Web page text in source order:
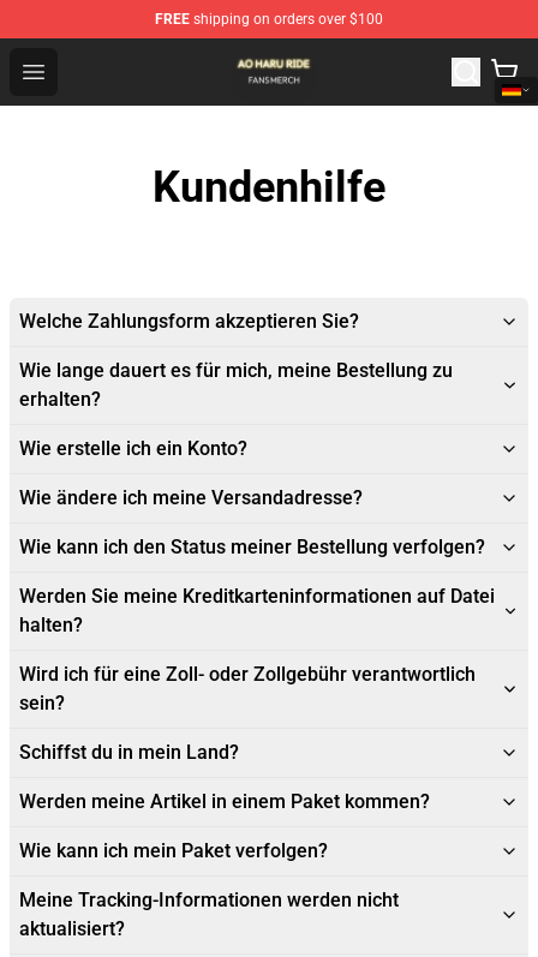
FREE shipping on orders over $100
Open menu
Ao Haru Ride Shop - Official Ao Haru Ride Merchandise
Kundenhilfe
Welche Zahlungsform akzeptieren Sie?
Wie lange dauert es für mich, meine Bestellung zu
erhalten?
Wie erstelle ich ein Konto?
Wie ändere ich meine Versandadresse?
Wie kann ich den Status meiner Bestellung verfolgen?
Werden Sie meine Kreditkarteninformationen auf Datei
halten?
Wird ich für eine Zoll- oder Zollgebühr verantwortlich
sein?
Schiffst du in mein Land?
Werden meine Artikel in einem Paket kommen?
Wie kann ich mein Paket verfolgen?
Meine Tracking-Informationen werden nicht
aktualisiert?